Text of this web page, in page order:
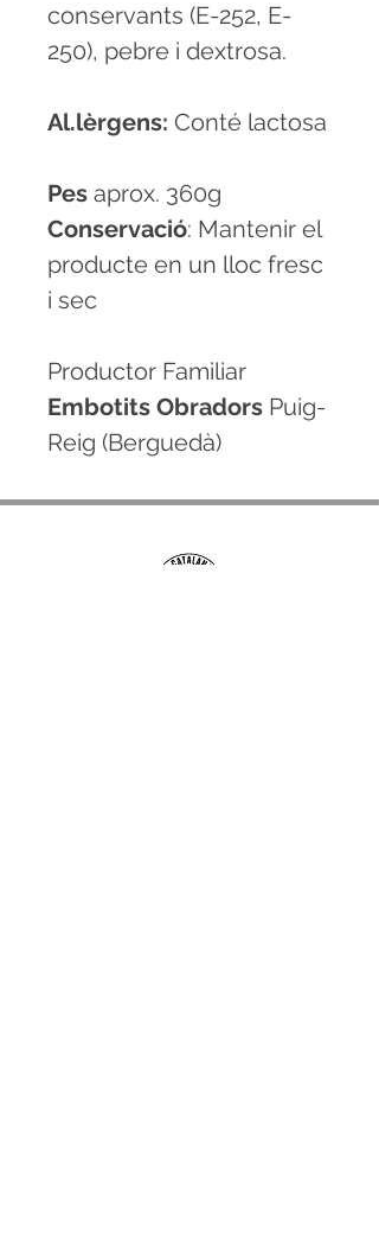
conservants (E-252, E-
250), pebre i dextrosa.
Al.lèrgens: Conté lactosa
Pes aprox. 360g
Conservació: Mantenir el
producte en un lloc fresc
i sec
Productor Familiar
Embotits Obradors Puig-
Reig (Berguedà)